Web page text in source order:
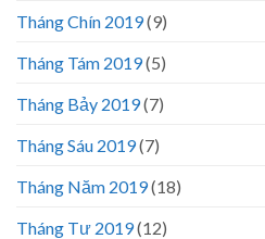
Tháng Chín 2019(9)
Tháng Tám 2019(5)
Tháng Bảy 2019(7)
Tháng Sáu 2019(7)
Tháng Năm 2019(18)
Tháng Tư 2019(12)